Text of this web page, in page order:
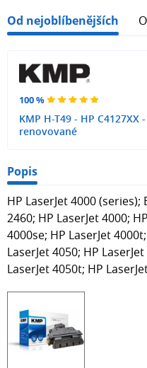
Od nejoblíbenějších
100 %
KMP H-T49 - HP C4127XX -
renovované
Popis
HP LaserJet 4000
2460; HP LaserJet 4000;
4000se; HP LaserJet
LaserJet 4050; HP
LaserJet 4050t; HP